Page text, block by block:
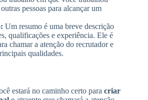
pessoas para alcançar um
Um resumo é uma breve descrição
qualificações e experiência. Ele é
chamar a atenção do recrutador e
qualidades.
estará no caminho certo para criar